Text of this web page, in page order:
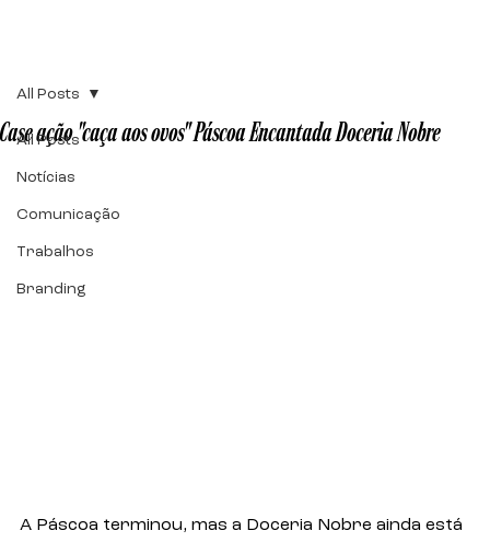
All Posts
Notícias
Comunicação
Trabalhos
Branding
All Posts
Case ação "caça aos ovos" Páscoa Encantada Doceria Nobre
A Páscoa terminou, mas a Doceria Nobre ainda está